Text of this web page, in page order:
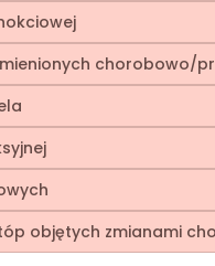
zmienionych
objętych zmianami